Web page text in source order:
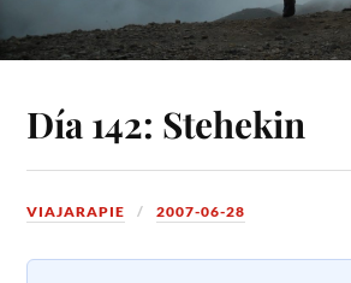
Día 142: Stehekin
VIAJARAPIE 2007-06-28